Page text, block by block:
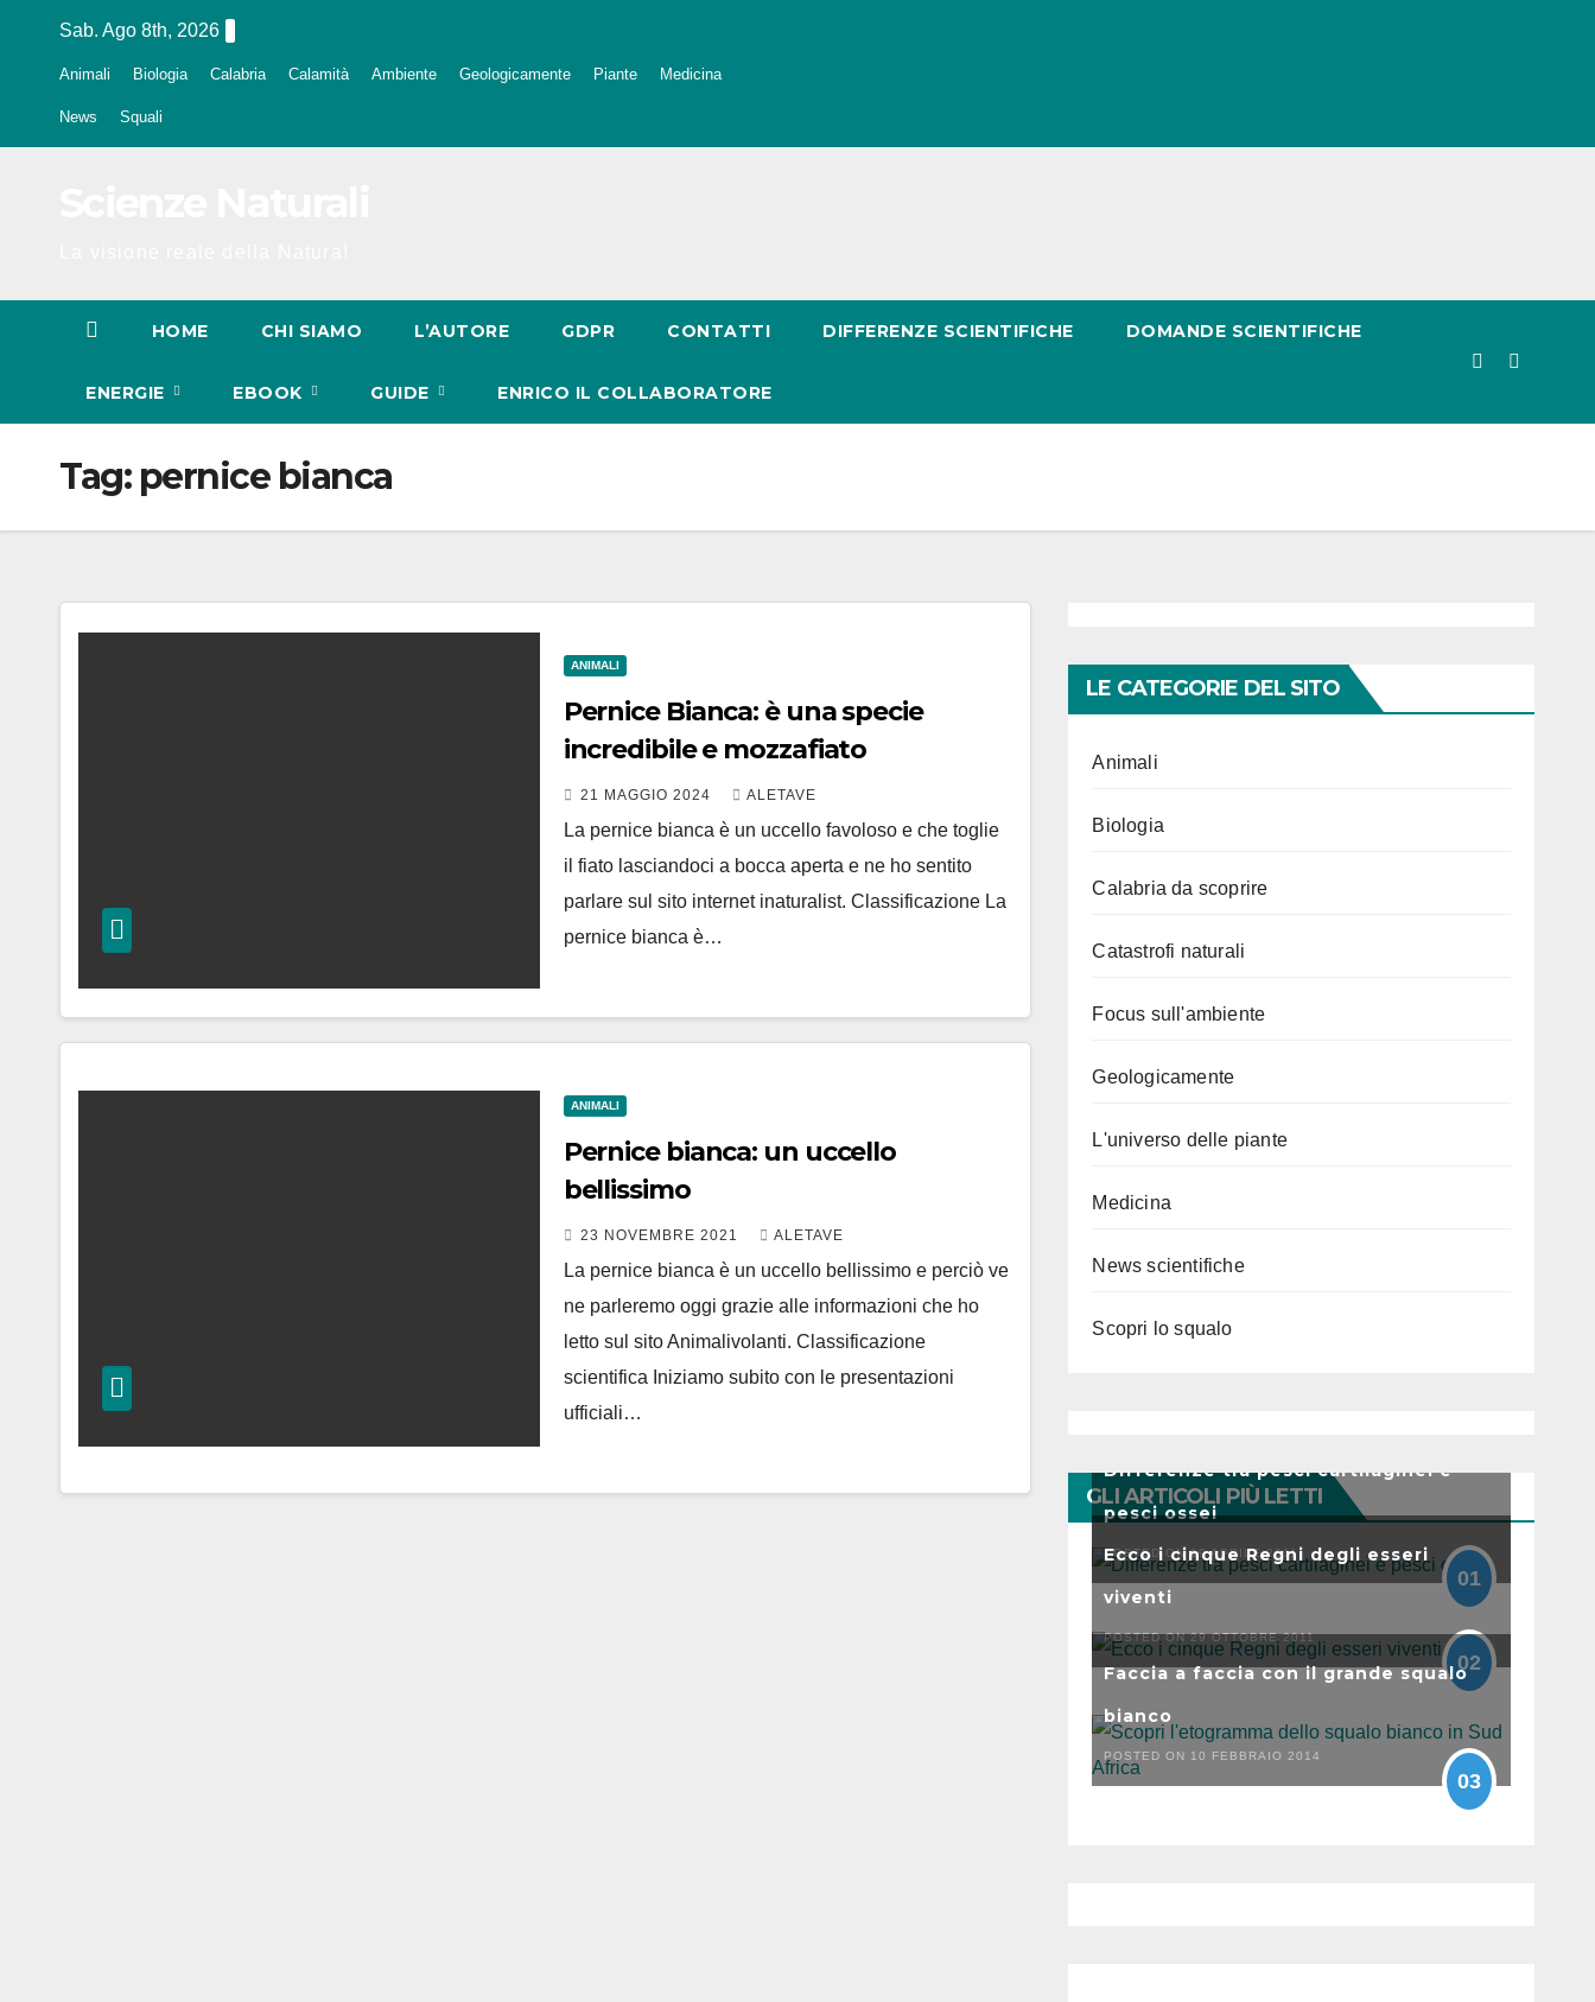
Sab. Ago 8th, 2026
Animali Biologia Calabria Calamità Ambiente Geologicamente Piante Medicina
News Squali
HOME CHI SIAMO L’AUTORE GDPR CONTATTI DIFFERENZE SCIENTIFICHE DOMANDE SCIENTIFICHE
ENERGIE EBOOK GUIDE ENRICO IL COLLABORATORE
Tag: pernice bianca
ANIMALI
Pernice Bianca: è una specie
incredibile e mozzafiato
21 MAGGIO 2024 ALETAVE
La pernice bianca è un uccello favoloso e che toglie
il fiato lasciandoci a bocca aperta e ne ho sentito
parlare sul sito internet inaturalist. Classificazione La
pernice bianca è…
ANIMALI
Pernice bianca: un uccello
bellissimo
23 NOVEMBRE 2021 ALETAVE
La pernice bianca è un uccello bellissimo e perciò ve
ne parleremo oggi grazie alle informazioni che ho
letto sul sito Animalivolanti. Classificazione
scientifica Iniziamo subito con le presentazioni
ufficiali…
LE CATEGORIE DEL SITO
Animali
Biologia
Calabria da scoprire
Catastrofi naturali
Focus sull'ambiente
Geologicamente
L'universo delle piante
Medicina
News scientifiche
Scopri lo squalo
GLI ARTICOLI PIÙ LETTI
Differenze tra pesci cartilaginei e
pesci ossei
POSTED ON 19 APRILE 2011
01
Ecco i cinque Regni degli esseri
viventi
POSTED ON 29 OTTOBRE 2011
02
Faccia a faccia con il grande squalo
bianco
POSTED ON 10 FEBBRAIO 2014
03